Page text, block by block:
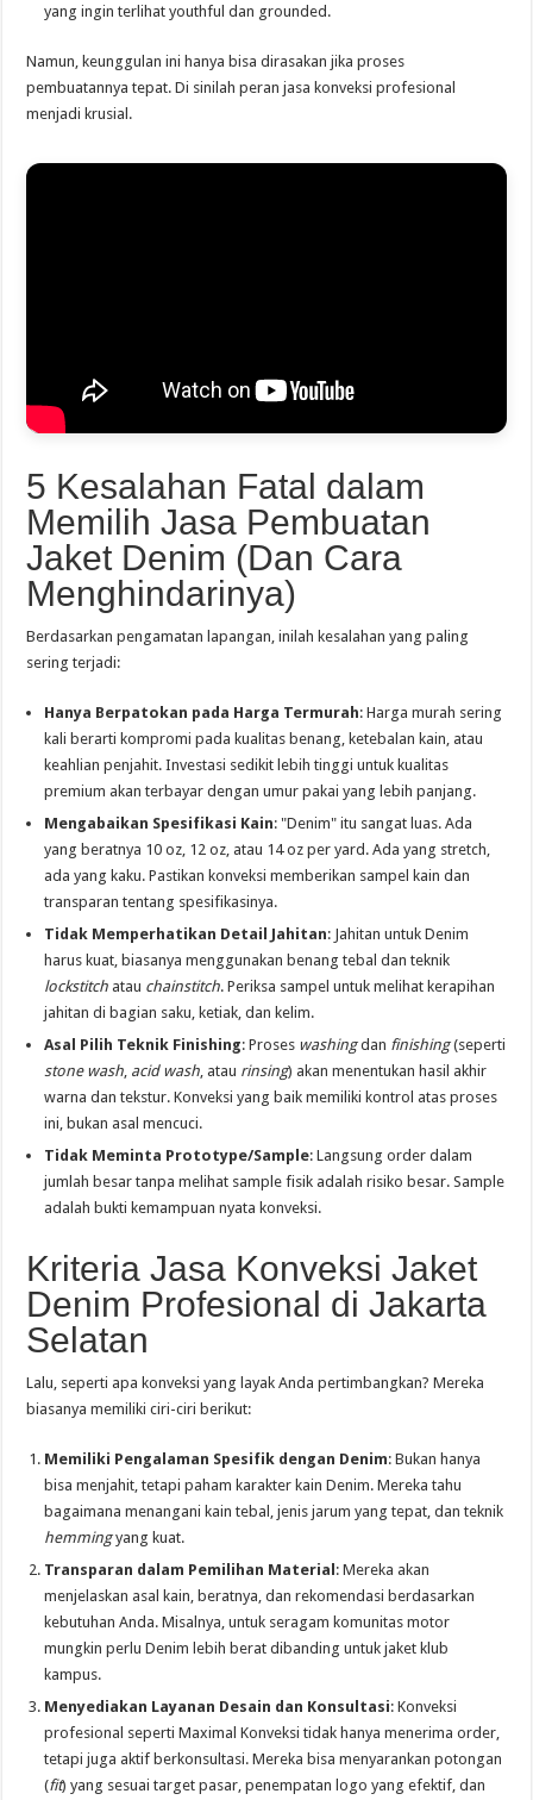
yang ingin terlihat youthful dan grounded.
Namun, keunggulan ini hanya bisa dirasakan jika proses
pembuatannya tepat. Di sinilah peran jasa konveksi profesional
menjadi krusial.
5 Kesalahan Fatal dalam
Memilih Jasa Pembuatan
Jaket Denim (Dan Cara
Menghindarinya)
Berdasarkan pengamatan lapangan, inilah kesalahan yang paling
sering terjadi:
Hanya Berpatokan pada Harga Termurah: Harga murah sering
kali berarti kompromi pada kualitas benang, ketebalan kain, atau
keahlian penjahit. Investasi sedikit lebih tinggi untuk kualitas
premium akan terbayar dengan umur pakai yang lebih panjang.
Mengabaikan Spesifikasi Kain: "Denim" itu sangat luas. Ada
yang beratnya 10 oz, 12 oz, atau 14 oz per yard. Ada yang stretch,
ada yang kaku. Pastikan konveksi memberikan sampel kain dan
transparan tentang spesifikasinya.
Tidak Memperhatikan Detail Jahitan: Jahitan untuk Denim
harus kuat, biasanya menggunakan benang tebal dan teknik
lockstitch atau chainstitch. Periksa sampel untuk melihat kerapihan
jahitan di bagian saku, ketiak, dan kelim.
Asal Pilih Teknik Finishing: Proses washingdan finishing(seperti
stone wash acid wash , atau rinsing) akan menentukan hasil akhir
warna dan tekstur. Konveksi yang baik memiliki kontrol atas proses
ini, bukan asal mencuci.
Tidak Meminta Prototype/Sample: Langsung order dalam
jumlah besar tanpa melihat sample fisik adalah risiko besar. Sample
adalah bukti kemampuan nyata konveksi.
Kriteria Jasa Konveksi Jaket
Denim Profesional di Jakarta
Selatan
Lalu, seperti apa konveksi yang layak Anda pertimbangkan? Mereka
biasanya memiliki ciri-ciri berikut:
Memiliki Pengalaman Spesifik dengan Denim: Bukan hanya
bisa menjahit, tetapi paham karakter kain Denim. Mereka tahu
bagaimana menangani kain tebal, jenis jarum yang tepat, dan teknik
hemmingyang kuat.
Transparan dalam Pemilihan Material: Mereka akan
menjelaskan asal kain, beratnya, dan rekomendasi berdasarkan
kebutuhan Anda. Misalnya, untuk seragam komunitas motor
mungkin perlu Denim lebih berat dibanding untuk jaket klub
kampus.
Menyediakan Layanan Desain dan Konsultasi: Konveksi
profesional seperti Maximal Konveksi tidak hanya menerima order,
tetapi juga aktif berkonsultasi. Mereka bisa menyarankan potongan
(fit) yang sesuai target pasar, penempatan logo yang efektif, dan